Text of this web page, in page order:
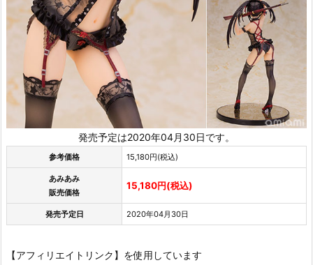
発売予定は2020年04月30日です。
参考価格 15,180円(税込)
あみあみ
販売価格
15,180円(税込)
発売予定日 2020年04月30日
【アフィリエイトリンク】を使用しています